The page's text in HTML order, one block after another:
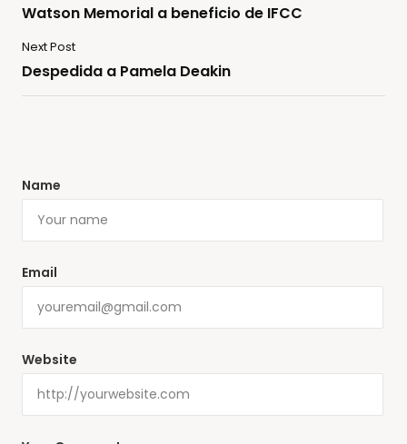
Watson Memorial a beneficio de IFCC
Next Post
Despedida a Pamela Deakin
Name
Email
Website